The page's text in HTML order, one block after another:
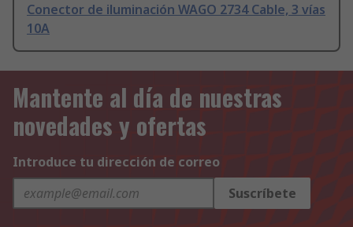
Conector de iluminación WAGO 2734 Cable, 3 vías
10A
Mantente al día de nuestras
novedades y ofertas
Introduce tu dirección de correo
Suscríbete